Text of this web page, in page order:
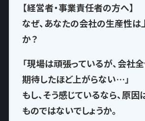
【経営者・事業責任者の方へ】
なぜ、あなたの会社の生産性は
か？
「現場は頑張っているが、会社
期待したほど上がらない…」
もし、そう感じているなら、原因
ものではないでしょうか。